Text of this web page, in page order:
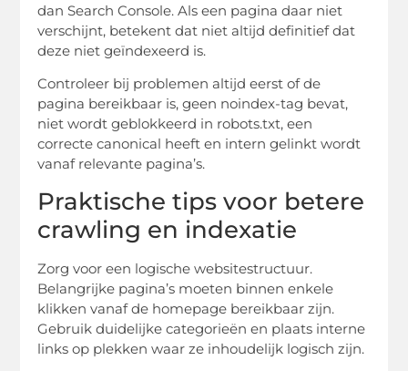
dan Search Console. Als een pagina daar niet
verschijnt, betekent dat niet altijd definitief dat
deze niet geïndexeerd is.
Controleer bij problemen altijd eerst of de
pagina bereikbaar is, geen noindex-tag bevat,
niet wordt geblokkeerd in robots.txt, een
correcte canonical heeft en intern gelinkt wordt
vanaf relevante pagina’s.
Praktische tips voor betere
crawling en indexatie
Zorg voor een logische websitestructuur.
Belangrijke pagina’s moeten binnen enkele
klikken vanaf de homepage bereikbaar zijn.
Gebruik duidelijke categorieën en plaats interne
links op plekken waar ze inhoudelijk logisch zijn.